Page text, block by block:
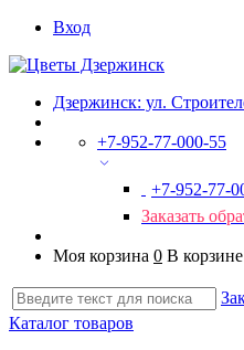
Вход
Дзержинск: ул.
+7-952-77-000-55
+7-952-77-
Заказать
Моя корзина 0 В
Каталог товаров